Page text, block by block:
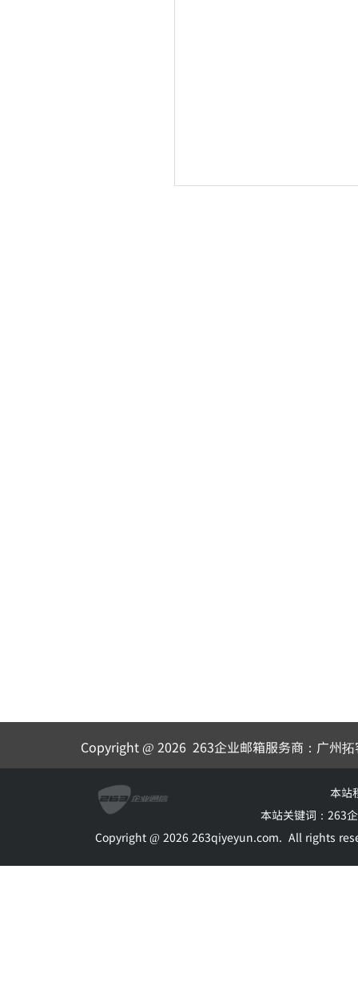
Copyright @ 2026 263企业邮箱服务商：广州
本站
本站关键词： 263
Copyright @ 2026 263qiyeyun.com. All rights